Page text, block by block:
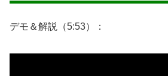
デモ＆解説（5:53）：